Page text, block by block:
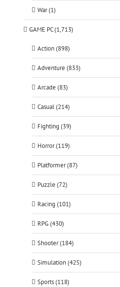
War (1)
GAME PC (1,713)
Action (898)
Adventure (833)
Arcade (83)
Casual (214)
Fighting (39)
Horror (119)
Platformer (87)
Puzzle (72)
Racing (101)
RPG (430)
Shooter (184)
Simulation (425)
Sports (118)